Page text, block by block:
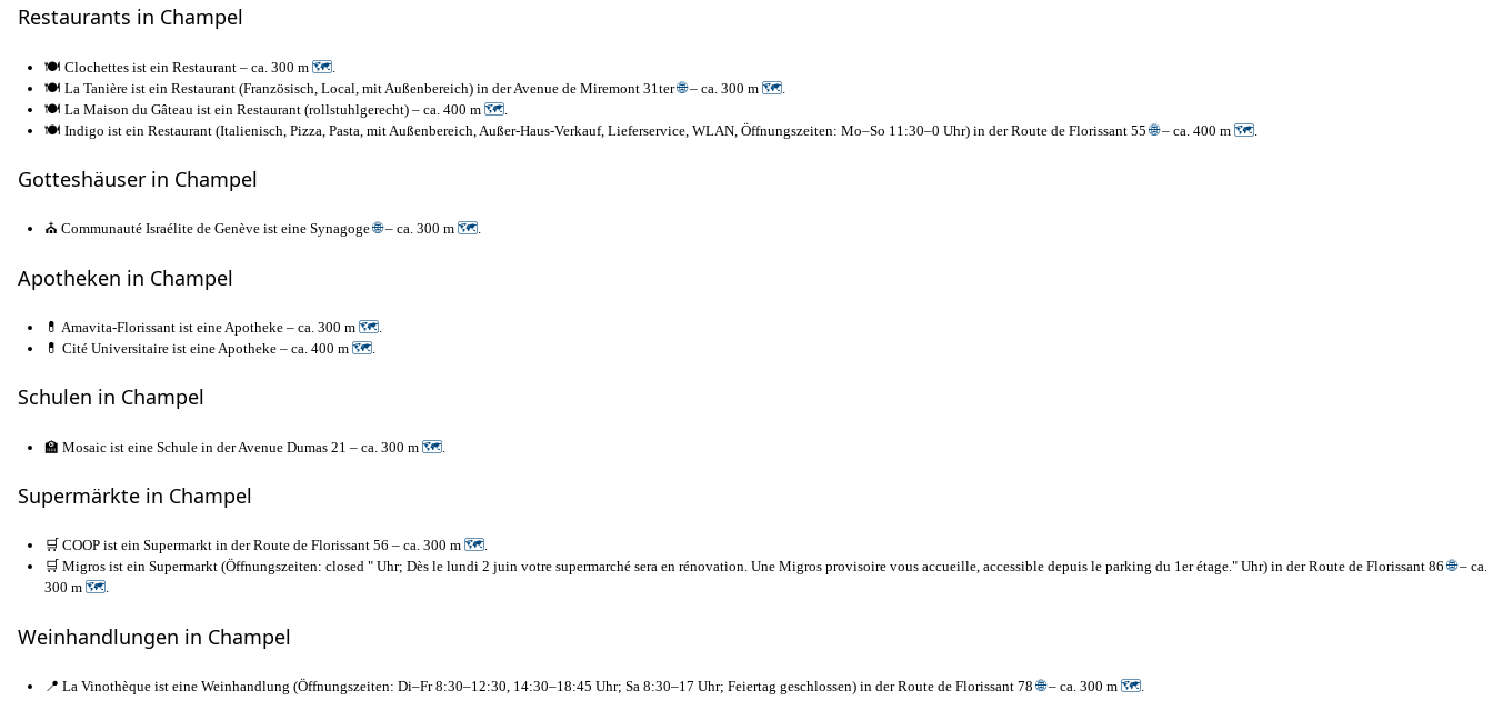
Restaurants in Champel
🍽️ Clochettes ist ein Restaurant – ca. 300 m 🗺
🍽️ La Tanière ist ein Restaurant (Französisch, Local, mit Außenbereich) in der Avenue de Miremont 31ter🌐– ca. 300 m 🗺
🍽️ La Maison du Gâteau ist ein Restaurant (rollstuhlgerecht) – ca. 400 m 🗺
🍽️ Indigo ist ein Restaurant (Italienisch, Pizza, Pasta, mit Außenbereich, Außer-Haus-Verkauf, Lieferservice, WLAN, Öffnungszeiten: Mo–So 11:30–0 Uhr) in der Route de Florissant 55🌐– ca. 400 m 🗺
Gotteshäuser in Champel
⛪ Communauté Israélite de Genève ist eine Synagoge🌐– ca. 300 m 🗺.
Apotheken in Champel
💊 Amavita-Florissant ist eine Apotheke – ca. 300 m 🗺.
💊 Cité Universitaire ist eine Apotheke – ca. 400 m 🗺.
Schulen in Champel
🏫 Mosaic ist eine Schule in der Avenue Dumas 21 – ca. 300 m 🗺
Supermärkte in Champel
🛒 COOP ist ein Supermarkt in der Route de Florissant 56 – ca. 300 m 🗺.
🛒 Migros ist ein Supermarkt (Öffnungszeiten: closed " Uhr; Dès le lundi 2 juin votre supermarché sera en rénovation. Une Migros provisoire vous accueille, accessible depuis le parking du 1er étage." Uhr) in der Route de Florissant 86🌐– ca.
300 m 🗺.
Weinhandlungen in Champel
📍 La Vinothèque ist eine Weinhandlung (Öffnungszeiten: Di–Fr 8:30–12:30, 14:30–18:45 Uhr; Sa 8:30–17 Uhr; Feiertag geschlossen) in der Route de Florissant 78🌐– ca. 300 m 🗺.